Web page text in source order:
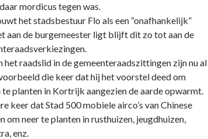
mordicus tegen was.
het stadsbestuur Flo als een “onafhankelijk”
aan de burgemeester ligt blijft dit zo tot aan de
het raadslid in de gemeenteraadszittingen zijn nu al
die keer dat hij het voorstel deed om
planten in Kortrijk aangezien de aarde opwarmt.
keer dat Stad 500 mobiele airco’s van Chinese
om neer te planten in rusthuizen, jeugdhuizen,
enz.